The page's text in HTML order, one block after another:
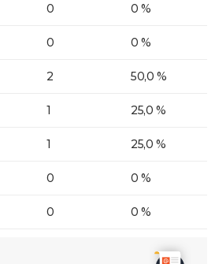
0 0 %
0 0 %
2 50,0 %
1 25,0 %
1 25,0 %
0 0 %
0 0 %